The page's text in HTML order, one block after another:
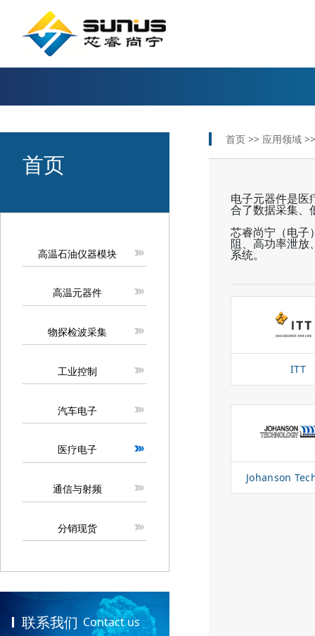
首页
高温石油仪器模块
高温元器件
物探检波采集
工业控制
汽车电子
医疗电子
通信与射频
分销现货
联系我们 Contact us
首页 >> 应用领域
电子元器件是医
合了数据采集、
芯睿尚宁（电子
阻、高功率泄放
系统。
ITT
Johanson